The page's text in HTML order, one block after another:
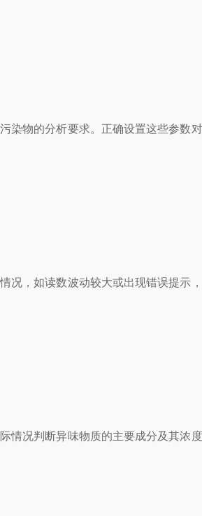
物的分析要求。正确设置这些参数
，如读数波动较大或出现错误提示
况判断异味物质的主要成分及其浓